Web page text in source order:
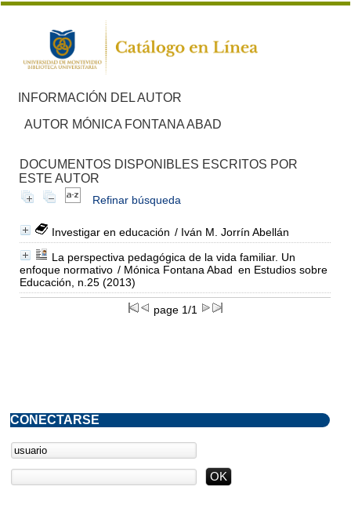
INFORMACIÓN DEL AUTOR
AUTOR MÓNICA FONTANA ABAD
DOCUMENTOS DISPONIBLES ESCRITOS POR
ESTE AUTOR
Refinar búsqueda
Investigar en educación / Iván M. Jorrín Abellán
La perspectiva pedagógica de la vida familiar. Un
enfoque normativo / Mónica Fontana Abad en Estudios sobre
Educación, n.25 (2013)
page 1/1
CONECTARSE